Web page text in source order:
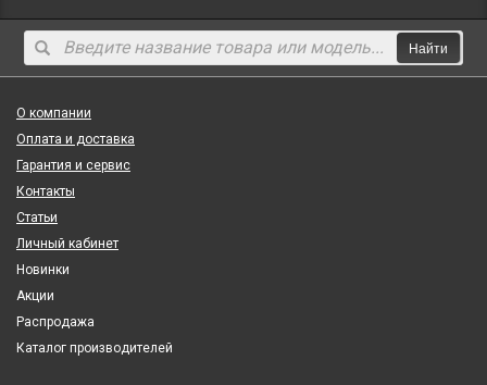
Найти
О компании
Оплата и доставка
Гарантия и сервис
Контакты
Статьи
Личный кабинет
Новинки
Акции
Распродажа
Каталог производителей